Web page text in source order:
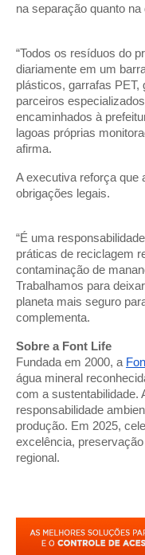
na separação quanto na
“Todos os resíduos do
diariamente em um
plásticos, garrafas
parceiros
encaminhados à
lagoas próprias
afirma.
A executiva reforça que
obrigações legais.
“É uma
práticas de reciclagem
contaminação de
Trabalhamos para
planeta mais seguro
complementa.
Sobre a Font Life
Fundada em 2000, a
água mineral
com a sustentabilidade.
responsabilidade
produção. Em 2025,
excelência,
regional.